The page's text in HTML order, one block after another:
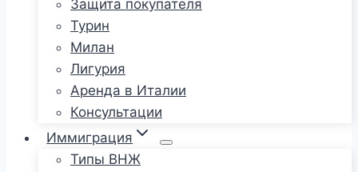
Защита покупателя
Турин
Милан
Лигурия
Аренда в Италии
Консультации
Иммиграция
Типы ВНЖ